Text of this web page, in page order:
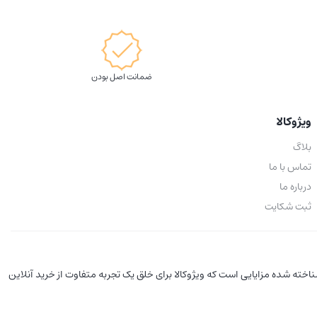
ضمانت اصل بودن
ویژوکالا
بلاگ
تماس با ما
درباره ما
ثبت شکایت
شده مزایایی است که ویژوکالا برای خلق یک تجربه متفاوت از خرید آنلاین